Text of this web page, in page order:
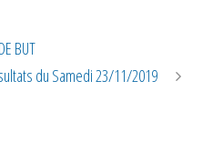
BUT
du Samedi 23/11/2019